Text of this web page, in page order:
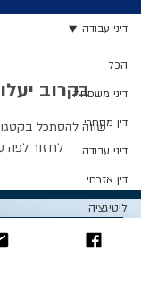
הכל
דיני משפחה
דין מסחרי
דיני עבודה
דין אזרחי
ליטיגציה
ויזות לארה"ב
דיני עבודה
בקרוב
שווה להסתכל
לחזור לפה